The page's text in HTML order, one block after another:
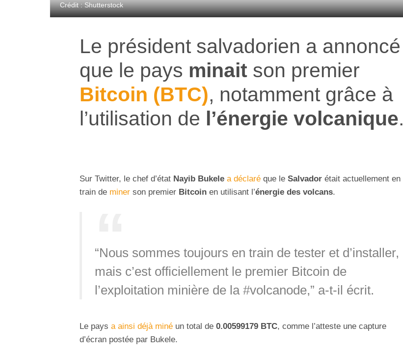
Crédit : Shutterstock
Le président salvadorien a annoncé
que le pays minait son premier
Bitcoin (BTC), notamment grâce à
l’utilisation de l’énergie volcanique.
Sur Twitter, le chef d’état Nayib Bukele a déclaré que le Salvador était actuellement en
train de miner son premier Bitcoin en utilisant l’énergie des volcans.
“Nous sommes toujours en train de tester et d’installer,
mais c’est officiellement le premier Bitcoin de
l’exploitation minière de la #volcanode,” a-t-il écrit.
Le pays a ainsi déjà miné un total de 0.00599179 BTC, comme l’atteste une capture
d’écran postée par Bukele.